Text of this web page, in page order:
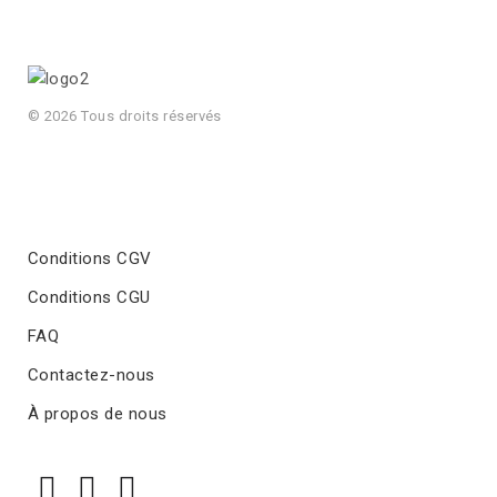
© 2026 Tous droits réservés
Conditions CGV
Conditions CGU
FAQ
Contactez-nous
À propos de nous